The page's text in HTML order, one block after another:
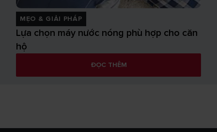
MẸO & GIẢI PHÁP
Lựa chọn máy nước nóng phù hợp cho căn
hộ
ĐỌC THÊM